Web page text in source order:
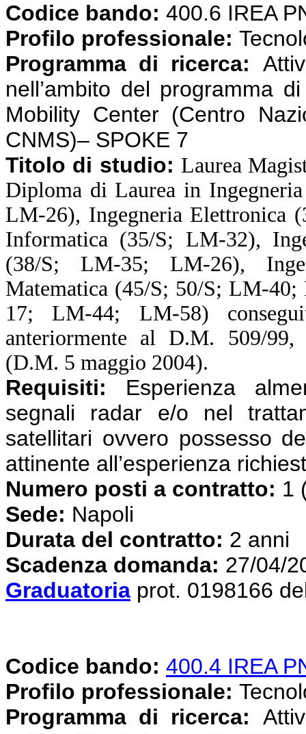
Codice bando: 400.6 IREA
Profilo professionale:
Programma di ricerca:
nell’ambito del programma
Mobility Center (Centro
CNMS)– SPOKE 7
Titolo di studio: Laurea
Diploma di Laurea in
LM-26), Ingegneria Elettronica
Informatica (35/S; LM-32),
(38/S; LM-35; LM-26),
Matematica (45/S; 50/S; LM-
17; LM-44; LM-58)
anteriormente al D.M. 509/99,
(D.M. 5 maggio 2004).
Requisiti: Esperienza
segnali radar e/o nel
satellitari ovvero possesso
attinente all’esperienza
Numero posti a contratto: 1
Sede: Napoli
Durata del contratto: 2 anni
Scadenza domanda: 27/04/
Graduatoria prot. 0198166
Codice bando: 400.4 IREA
Profilo professionale:
Programma di ricerca: